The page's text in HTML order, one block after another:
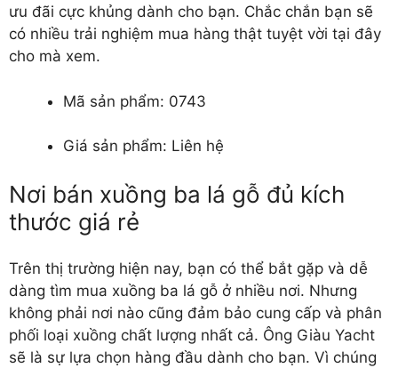
ưu đãi cực khủng dành cho bạn. Chắc chắn bạn sẽ
có nhiều trải nghiệm mua hàng thật tuyệt vời tại đây
cho mà xem.
Mã sản phẩm: 0743
Giá sản phẩm: Liên hệ
Nơi bán xuồng ba lá gỗ đủ kích
thước giá rẻ
Trên thị trường hiện nay, bạn có thể bắt gặp và dễ
dàng tìm mua xuồng ba lá gỗ ở nhiều nơi. Nhưng
không phải nơi nào cũng đảm bảo cung cấp và phân
phối loại xuồng chất lượng nhất cả. Ông Giàu Yacht
sẽ là sự lựa chọn hàng đầu dành cho bạn. Vì chúng